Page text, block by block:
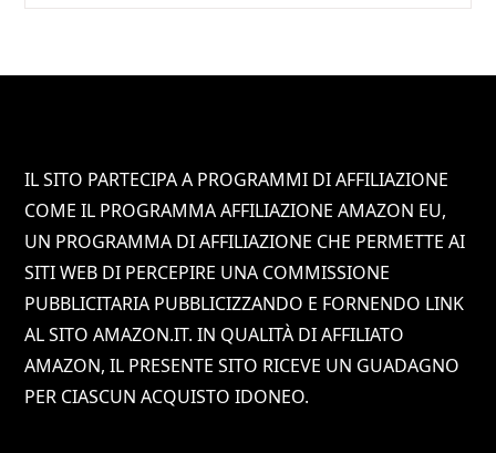
Footer
IL SITO PARTECIPA A PROGRAMMI DI AFFILIAZIONE
COME IL PROGRAMMA AFFILIAZIONE AMAZON EU,
UN PROGRAMMA DI AFFILIAZIONE CHE PERMETTE AI
SITI WEB DI PERCEPIRE UNA COMMISSIONE
PUBBLICITARIA PUBBLICIZZANDO E FORNENDO LINK
AL SITO AMAZON.IT. IN QUALITÀ DI AFFILIATO
AMAZON, IL PRESENTE SITO RICEVE UN GUADAGNO
PER CIASCUN ACQUISTO IDONEO.